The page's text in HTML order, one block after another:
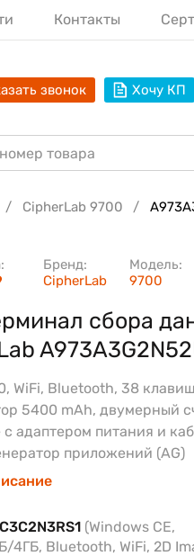
Контакты
звонок Хочу КП
CipherLab 9700
Бренд:
CipherLab
Модель:
9700
сбора
WiFi, Bluetooth, 38
5400 mAh, двумерный
с адаптером питания и
приложений (AG)
(Windows CE,
4ГБ, Bluetooth, WiFi, 2D